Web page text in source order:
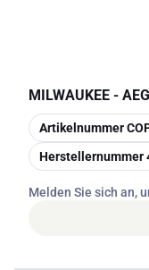
MILWAUKEE - AEG
Kopieren
Artikelnummer
Kopieren
Herstellernummer
Melden Sie sich an,